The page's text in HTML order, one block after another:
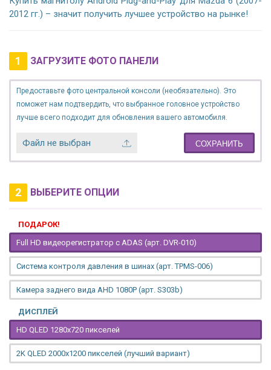
2012 гг.) – значит получить лучшее устройство на рынке!
1 ЗАГРУЗИТЕ ФОТО ПАНЕЛИ
Предоставьте фото центральной консоли (необязательно). Это
поможет нам подтвердить, что выбранное головное устройство
лучше всего подходит для обновления вашего автомобиля.
Файл не выбран СОХРАНИТЬ
2 ВЫБЕРИТЕ ОПЦИИ
ПОДАРОК!
Full HD видеорегистратор с ADAS (арт. DVR-010)
Система контроля давления в шинах (арт. TPMS-006)
Камера заднего вида AHD 1080P (арт. S303b)
ДИСПЛЕЙ
HD QLED 1280x720 пикселей
2K QLED 2000х1200 пикселей (лучший вариант)